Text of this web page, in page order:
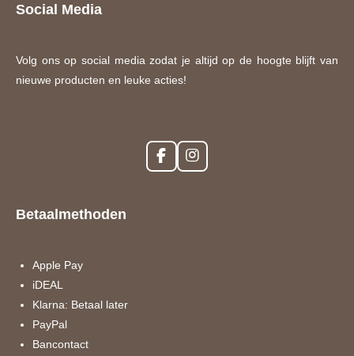
Social Media
Volg ons op social media zodat je altijd op de hoogte blijft van
nieuwe producten en leuke acties!
F
a
I
n
Betaalmethoden
Apple Pay
iDEAL
Klarna: Betaal later
PayPal
Bancontact